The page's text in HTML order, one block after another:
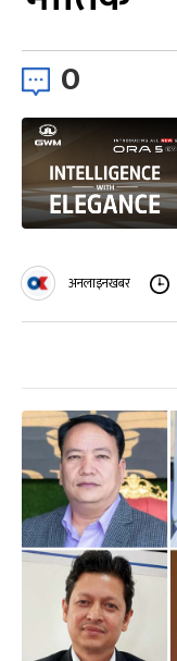
0
अनलाइनखबर